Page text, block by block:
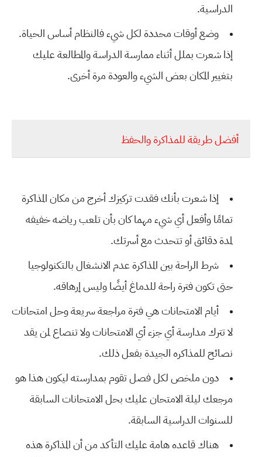
الدراسية.
وضع أوقات محددة لكل شيء فالنظام أساس الحياة.
إذا شعرت بملل أثناء ممارسة الدراسة والمطالعة عليك
بتغيير المكان بعض الشيء والعودة مرة أخرى.
أفضل طريقة للمذاكرة والحفظ
إذا شعرت بأنك فقدت تركيزك أخرج من مكان المذاكرة
تمامًا وأفعل أي شيء مهما كان بأن تلعب رياضه خفيفه
لمدة دقائق أو تتحدث مع أسرتك.
شرط الراحة بين المذاكرة عدم الانشغال بالتكنولوجيا
حتى تكون فترة راحة للدماغ أيضًا وليس إرهاقه.
أيام الامتحانات هي فترة مراجعة سريعة وحل امتحانات
لا تترك مدارسة أي جزء أي الامتحانات ولا تنصاع لمن يقد
نصائح للمذاكره الجيدة بفعل ذلك.
دون ملخص لكل فصل تقوم بمدارسته ليكون هذا هو
مرجعك ليلة الامتحان عليك بحل الامتحانات السابقة
للسنوات الدراسية السابقة.
هناك قاعده هامة عليك التأكد من أن المذاكرة هذه